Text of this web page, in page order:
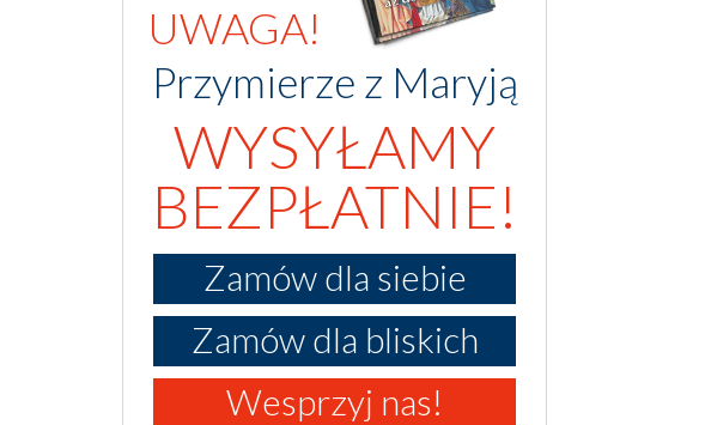
UWAGA!
Przymierze z Maryją
WYSYŁAMY
BEZPŁATNIE!
Zamów dla siebie
Zamów dla bliskich
Wesprzyj nas!